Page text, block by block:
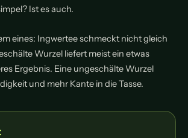
Ist es auch.
eines: Ingwertee schmeckt nicht gleich
Wurzel liefert meist ein etwas
Ergebnis. Eine ungeschälte Wurzel
und mehr Kante in die Tasse.